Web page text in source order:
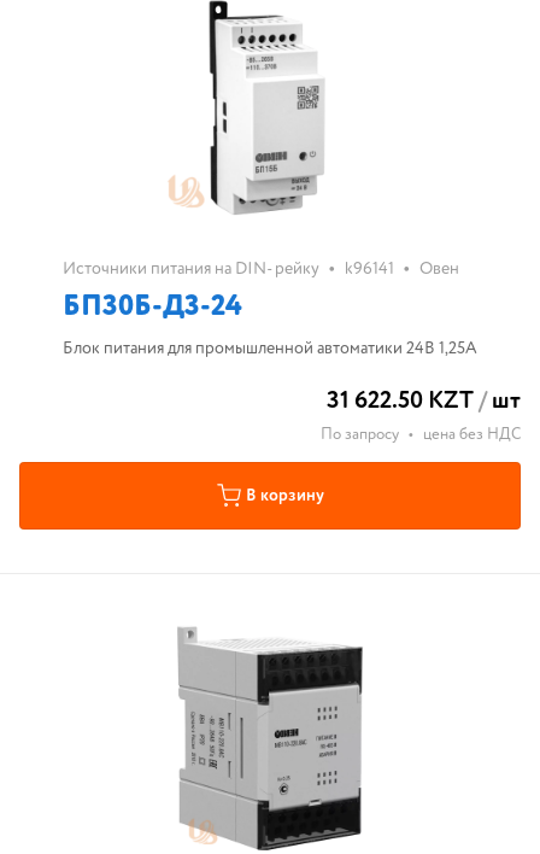
Источники питания на DIN- рейку • k96141 • Овен
БП30Б-Д3-24
Блок питания для промышленной автоматики 24В 1,25А
31 622.50 KZT/шт
По запросу • цена без НДС
В корзину